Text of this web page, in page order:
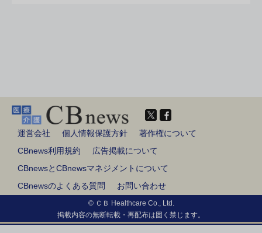
運営会社 個人情報保護方針
著作権について
CBnews利用規約
広告掲載について
CBnewsとCBnewsマネジメントについて
CBnewsのよくある質問
お問い合わせ
© ＣＢ Healthcare Co., Ltd.
掲載内容の無断転載・再配布は固く禁じます。